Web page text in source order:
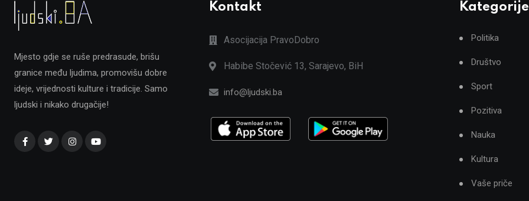
Mjesto gdje se ruše predrasude, brišu
granice među ljudima, promovišu dobre
ideje, vrijednosti kulture i tradicije. Samo
ljudski i nikako drugačije!
Kontakt
Asocijacija PravoDobro
Habibe Stočević 13, Sarajevo, BiH
info@ljudski.ba
Kategorije
Politika
Društvo
Sport
Pozitiva
Nauka
Kultura
Vaše priče